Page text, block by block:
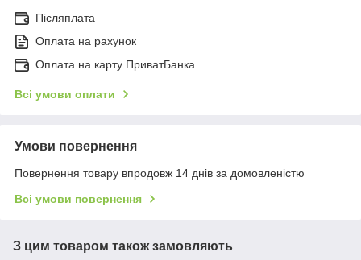
Післяплата
Оплата на рахунок
Оплата на карту ПриватБанка
Всі умови оплати
Умови повернення
Повернення товару впродовж 14 днів за домовленістю
Всі умови повернення
З цим товаром також замовляють